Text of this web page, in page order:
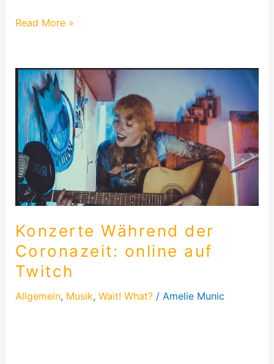
Read More »
Konzerte Während der
Coronazeit: online auf
Twitch
Allgemein, Musik, Wait! What?/ Amelie Munic
Konzerte
Während
der
Coronazeit:
online
auf
Twitch